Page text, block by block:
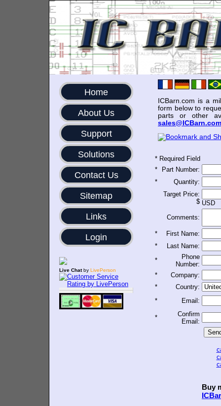
Home
About Us
Support
Solutions
Contact Us
Sitemap
Links
Login
Live Chatby LivePerson
ICBarn.com is a
form below to
parts or other
sales@ICBarn.com
* Required Field
*
Part Number:
*
Quantity:
Target Price:
$ USD
Comments:
*
First Name:
*
Last Name:
*
Phone
Number:
*
Company:
*
Country:
*
Email:
*
Confirm
Email:
Buy